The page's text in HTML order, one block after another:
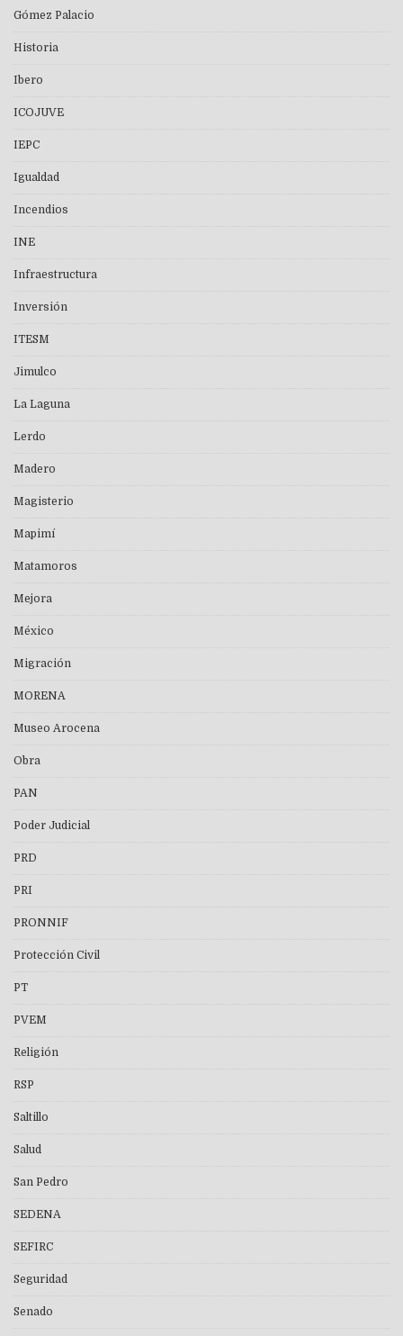
Gómez Palacio
Historia
Ibero
ICOJUVE
IEPC
Igualdad
Incendios
INE
Infraestructura
Inversión
ITESM
Jimulco
La Laguna
Lerdo
Madero
Magisterio
Mapimí
Matamoros
Mejora
México
Migración
MORENA
Museo Arocena
Obra
PAN
Poder Judicial
PRD
PRI
PRONNIF
Protección Civil
PT
PVEM
Religión
RSP
Saltillo
Salud
San Pedro
SEDENA
SEFIRC
Seguridad
Senado